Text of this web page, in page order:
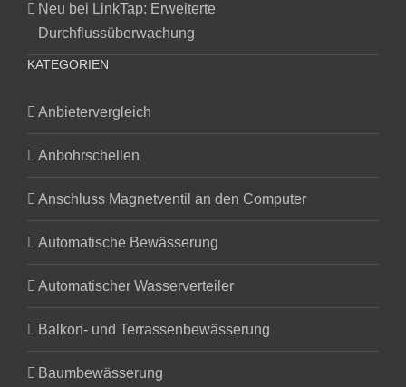
Neu bei LinkTap: Erweiterte
Durchflussüberwachung
KATEGORIEN
Anbietervergleich
Anbohrschellen
Anschluss Magnetventil an den Computer
Automatische Bewässerung
Automatischer Wasserverteiler
Balkon- und Terrassenbewässerung
Baumbewässerung